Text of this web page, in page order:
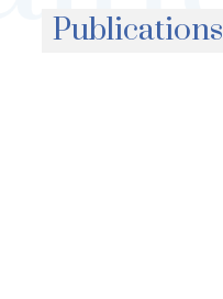
Publications